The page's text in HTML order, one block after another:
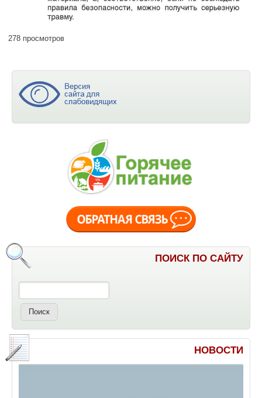
278 просмотров
ПОИСК ПО САЙТУ
Поиск
НОВОСТИ